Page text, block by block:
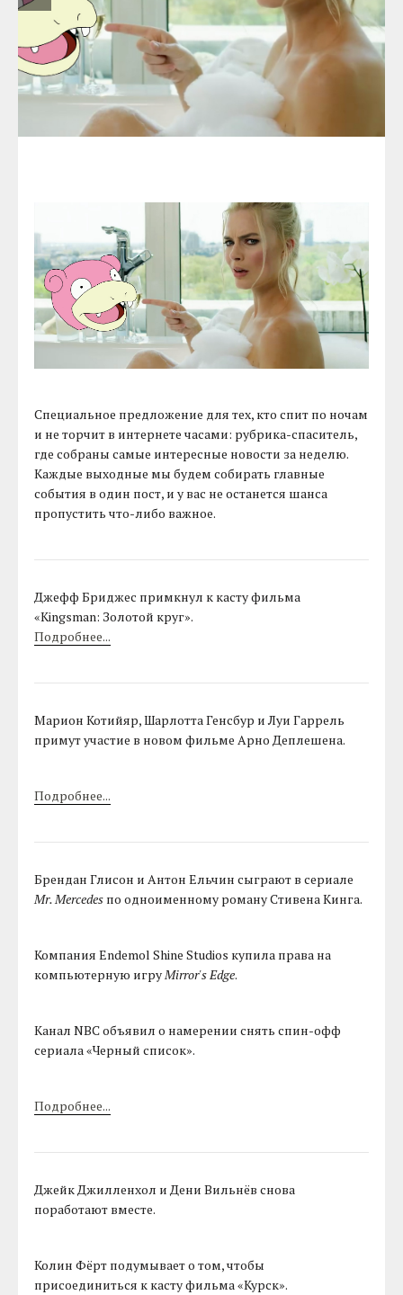
Специальное предложение для тех, кто спит по ночам
и не торчит в интернете часами: рубрика-спаситель,
где собраны самые интересные новости за неделю.
Каждые выходные мы будем собирать главные
события в один пост, и у вас не останется шанса
пропустить что-либо важное.
Джефф Бриджес примкнул к касту фильма
«Kingsman: Золотой круг».
Подробнее...
Марион Котийяр, Шарлотта Генсбур и Луи Гаррель
примут участие в новом фильме Арно Деплешена.
Подробнее...
Брендан Глисон и Антон Ельчин сыграют в сериале
Mr. Mercedes по одноименному роману Стивена Кинга.
Компания Endemol Shine Studios купила права на
компьютерную игруMirror's Edge.
Канал NBC объявил о намерении снять спин-офф
сериала «Черный список».
Подробнее...
Джейк Джилленхол и Дени Вильнёв снова
поработают вместе.
Колин Фёрт подумывает о том, чтобы
присоединиться к касту фильма «Курск».